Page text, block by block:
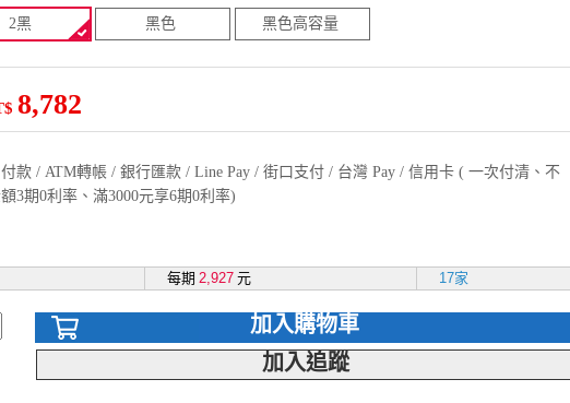
2黑 黑色 黑色高容量
8,782
款 / ATM轉帳 / 銀行匯款 / Line Pay / 街口支付 / 台灣 Pay / 信用卡 ( 一次付清、不
3期0利率、滿3000元享6期0利率)
每期 2,927 元 17家
加入購物車
加入追蹤